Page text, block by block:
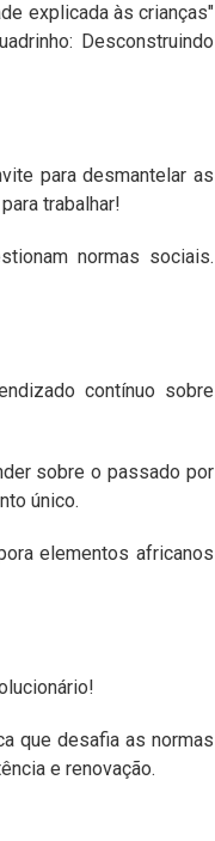
explicada às crianças"
Desconstruindo
para desmantelar as
trabalhar!
normas sociais.
contínuo sobre
sobre o passado por
único.
elementos africanos
que desafia as normas
e renovação.